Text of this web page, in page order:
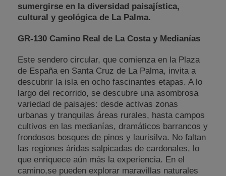
sumergirse en la diversidad paisajística,
cultural y geológica de La Palma.
GR-130 Camino Real de La Costa y Medianías
Este sendero circular, que comienza en la Plaza
de España en Santa Cruz de La Palma, invita a
descubrir la isla en ocho fascinantes etapas. A lo
largo del recorrido, se descubre una asombrosa
variedad de paisajes: desde activas zonas
urbanas y tranquilas áreas rurales, hasta campos
cultivos en las medianías, dramáticos barrancos y
frondosos bosques de pinos y laurisilva. No faltan
las regiones áridas salpicadas de cardonales, lo
que enriquece aún más la experiencia. En el
camino,se pueden explorar maravillas naturales